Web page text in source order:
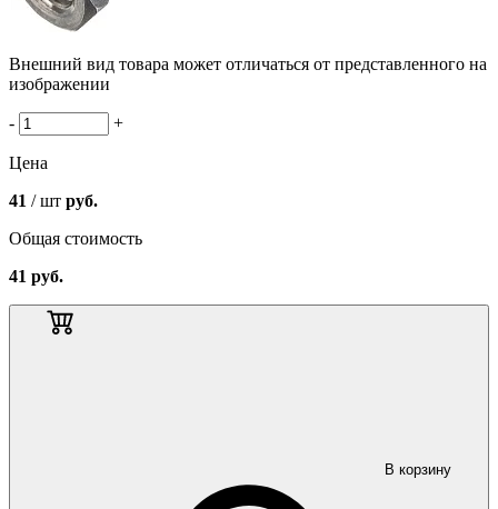
Внешний вид товара может отличаться от представленного на
изображении
- +
Цена
41 / шт руб.
Общая стоимость
41 руб.
В корзину